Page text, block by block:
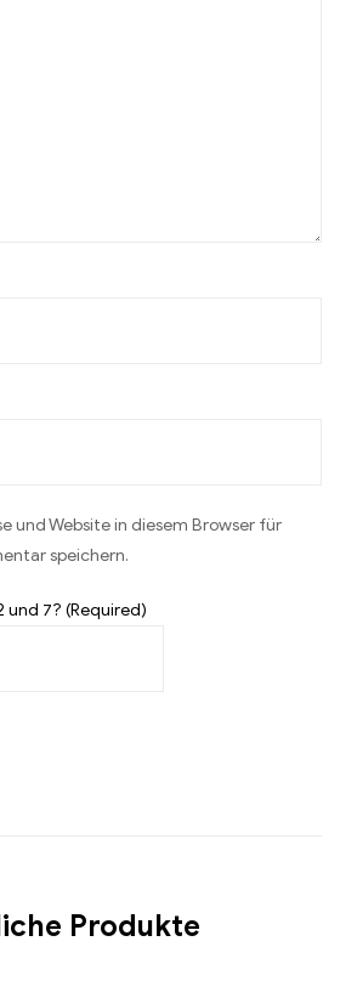
und Website in diesem Browser für
speichern.
und 7? (Required)
Produkte